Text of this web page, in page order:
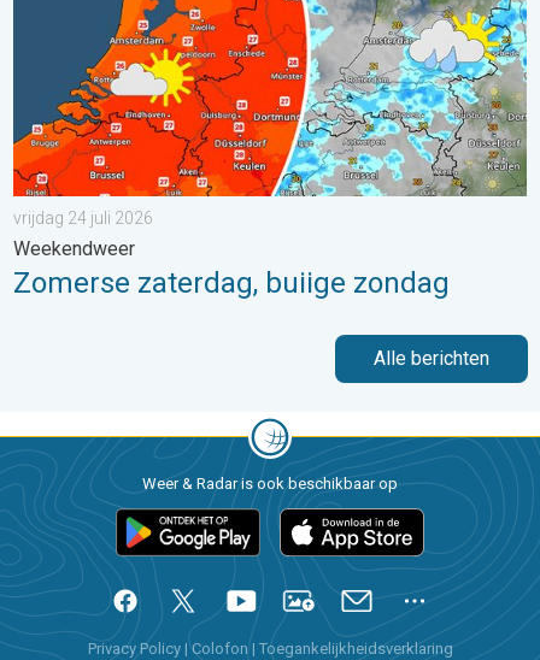
vrijdag 24 juli 2026
Weekendweer
Zomerse zaterdag, buiige zondag
Alle berichten
Weer & Radar is ook beschikbaar op
Privacy Policy |Colofon | Toegankelijkheidsverklaring